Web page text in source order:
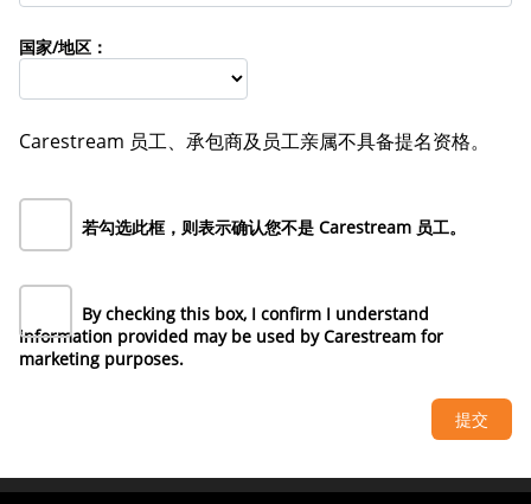
国家/地区：
Carestream 员工、承包商及员工亲属不具备提名资格。
若勾选此框，则表示确认您不是 Carestream 员工。
By checking this box, I confirm I understand
information provided may be used by Carestream for
marketing purposes.